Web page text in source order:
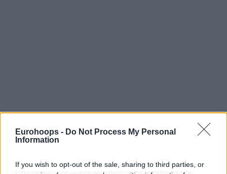
Eurohoops - Do Not Process My Personal
Information
If you wish to opt-out of the sale, sharing to third parties, or